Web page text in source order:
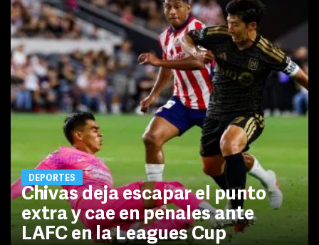
DEPORTES
Chivas deja escapar el punto
extra y cae en penales ante
LAFC en la Leagues Cup